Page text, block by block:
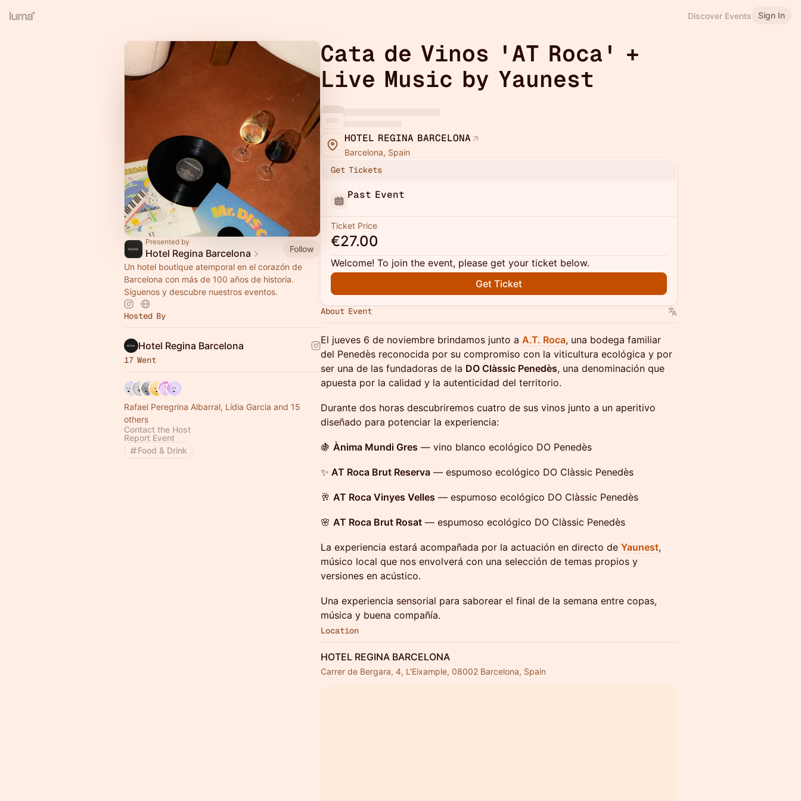
Discover Events Sign In
Presented by
Hotel Regina Barcelona
Follow
Un hotel boutique atemporal en el corazón de
Barcelona con más de 100 años de historia.
Síguenos y descubre nuestros eventos.
Hosted By
Hotel Regina Barcelona
17 Went
Rafael Peregrina Albarral, Lídia Garcia and 15
others
Contact the Host
Report Event
Food & Drink
Cata de Vinos 'AT Roca' +
Live Music by Yaunest
HOTEL REGINA BARCELONA
Barcelona, Spain
Get Tickets
Past Event
Ticket Price
€27.00
Welcome! To join the event, please get your ticket below.
Get Ticket
About Event
El jueves 6 de noviembre brindamos junto a A.T. Roca, una bodega familiar
del Penedès reconocida por su compromiso con la viticultura ecológica y por
ser una de las fundadoras de la DO Clàssic Penedès, una denominación que
apuesta por la calidad y la autenticidad del territorio.
Durante dos horas descubriremos cuatro de sus vinos junto a un aperitivo
diseñado para potenciar la experiencia:
🍇 Ànima Mundi Gres — vino blanco ecológico DO Penedès
✨ AT Roca Brut Reserva — espumoso ecológico DO Clàssic Penedès
🥂 AT Roca Vinyes Velles — espumoso ecológico DO Clàssic Penedès
🌸 AT Roca Brut Rosat — espumoso ecológico DO Clàssic Penedès
La experiencia estará acompañada por la actuación en directo de Yaunest,
músico local que nos envolverá con una selección de temas propios y
versiones en acústico.
Una experiencia sensorial para saborear el final de la semana entre copas,
música y buena compañía.
Location
HOTEL REGINA BARCELONA
Carrer de Bergara, 4, L'Eixample, 08002 Barcelona, Spain